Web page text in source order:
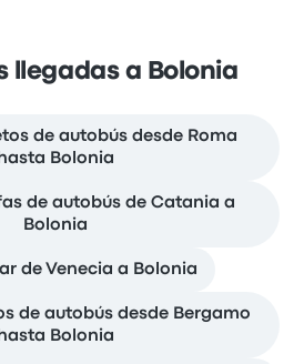
llegadas a Bolonia
de autobús desde Roma
hasta Bolonia
de autobús de Catania a
Bolonia
de Venecia a Bolonia
de autobús desde Bergamo
hasta Bolonia